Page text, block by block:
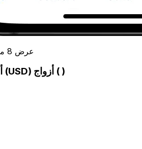
عرض 8 من أزواج العملات الشائعة
أشهر الدولار الأمريكي (USD) أزواج ( )